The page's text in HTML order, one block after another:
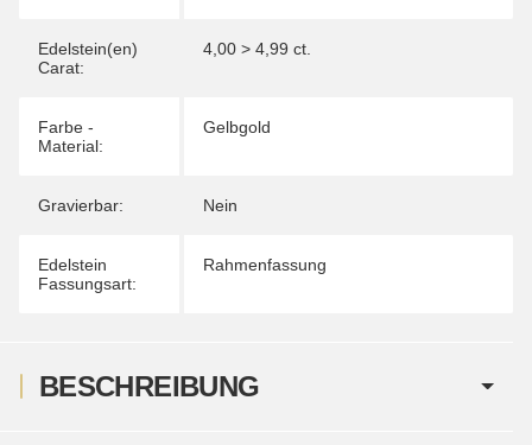
Edelstein(en)
Carat:
4,00 > 4,99 ct.
Farbe -
Material:
Gelbgold
Gravierbar: Nein
Edelstein
Fassungsart:
Rahmenfassung
BESCHREIBUNG